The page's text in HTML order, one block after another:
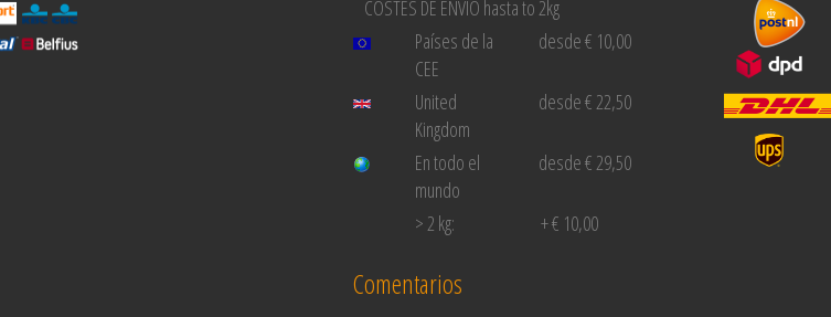
COSTES DE ENVÍO hasta to 2kg
Países de la
CEE
desde € 10,00
United
Kingdom
desde € 22,50
En todo el
mundo
desde € 29,50
> 2 kg: + € 10,00
Comentarios